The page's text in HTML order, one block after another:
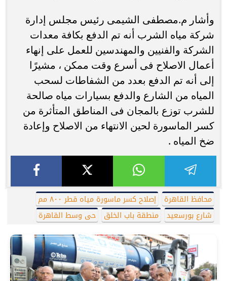
وأشار م.مصطفى الشيمى رئيس مجلس إدارة
شركة مياه الشرب أنه تم الدفع بكافة معدات
الشركة والفنيين والمهندسين للعمل على إنهاء
أعمال الاصلاح فى أسرع وقت ممكن ، مشيرًا
إلى أنه تم الدفع بعدد من الشفاطات لسحب
المياه من الشارع والدفع بسيارات مياه صالحة
للشرب توزع بالمجان فى المناطق المتأثرة من
كسر الماسورة لحين الانتهاء من الاصلاح وإعادة
ضخ المياه .
محافظ القاهرة
إصلاح كسر ماسورة مياه قطر ٨٠٠ مم
شارع بورسعيد
منطقة باب الخلق حى وسط القاهرة